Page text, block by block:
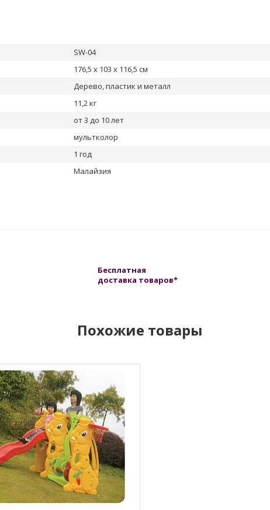
SW-04
176,5 х 103 х 116,5 см
Дерево, пластик и металл
11,2 кг
от 3 до 10 лет
мультколор
1 год
Малайзия
Бесплатная
доставка товаров*
Похожие товары